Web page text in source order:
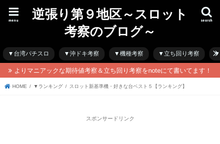
逆張り第９地区～スロット
考察のブログ～
search
menu
▼台湾パチスロ ▼沖ドキ考察 ▼機種考察 ▼立ち回り考察 ▼
よりマニアックな期待値考察＆立ち回り考察をnoteにて書いてます！
HOME ▼ランキング スロット新基準機・好きな台ベスト５【ランキング】
スポンサードリンク